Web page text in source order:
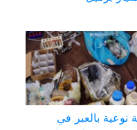
نوعية بالعبر في